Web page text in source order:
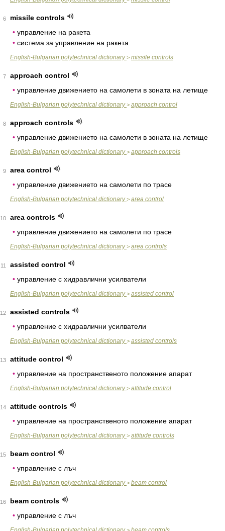
6
missile controls
• управление на ракета
• система за управление на ракета
English-Bulgarian polytechnical dictionary> missile controls
7
approach control
• управление движението на самолети в зоната на летище
English-Bulgarian polytechnical dictionary> approach control
8
approach controls
• управление движението на самолети в зоната на летище
English-Bulgarian polytechnical dictionary> approach controls
9
area control
• управление движението на самолети по трасе
English-Bulgarian polytechnical dictionary> area control
10
area controls
• управление движението на самолети по трасе
English-Bulgarian polytechnical dictionary> area controls
11
assisted control
• управление с хидравлични усилватели
English-Bulgarian polytechnical dictionary> assisted control
12
assisted controls
• управление с хидравлични усилватели
English-Bulgarian polytechnical dictionary> assisted controls
13
attitude control
• управление на пространственото положение апарат
English-Bulgarian polytechnical dictionary> attitude control
14
attitude controls
• управление на пространственото положение апарат
English-Bulgarian polytechnical dictionary> attitude controls
15
beam control
• управление с лъч
English-Bulgarian polytechnical dictionary> beam control
16
beam controls
• управление с лъч